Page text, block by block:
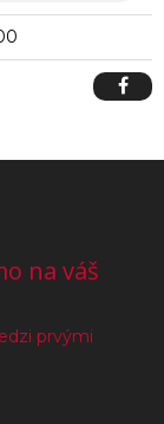
na váš
prvými